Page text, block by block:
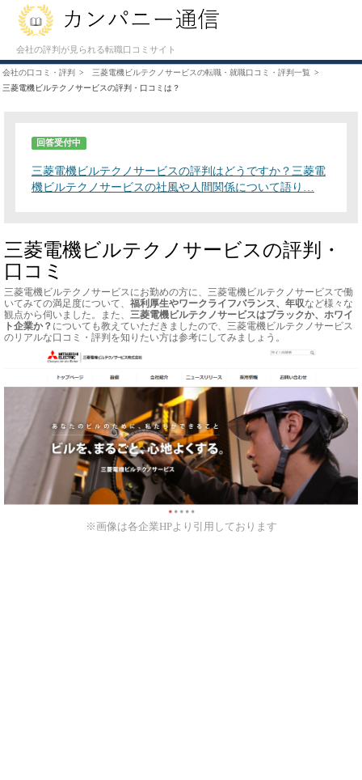
会社の評判が見られる転職口コミサイト
会社の口コミ・評判
三菱電機ビルテクノサービスの転職・就職口コミ・評判一覧
三菱電機ビルテクノサービスの評判・口コミは？
回答受付中
三菱電機ビルテクノサービスの評判はどうですか？三菱電
機ビルテクノサービスの社風や人間関係について語り…
三菱電機ビルテクノサービスの評判・
口コミ
三菱電機ビルテクノサービスにお勤めの方に、三菱電機ビルテクノサービスで働
いてみての満足度について、 福利厚生やワークライフバランス、年収など様々な
観点から伺いました。また、 三菱電機ビルテクノサービスはブラックか、ホワイ
ト企業か？ についても教えていただきましたので、三菱電機ビルテクノサービス
のリアルな口コミ・評判を知りたい方は参考にしてみましょう。
※画像は各企業HPより引用しております